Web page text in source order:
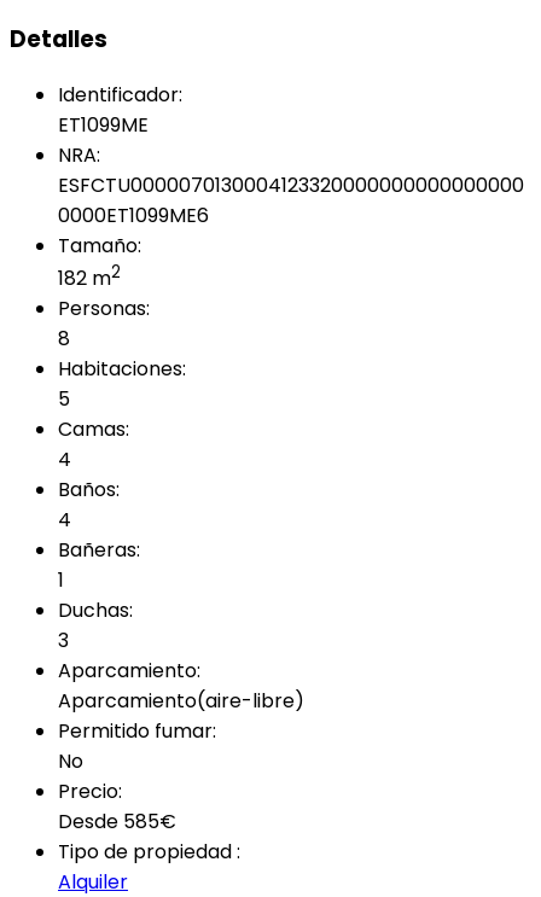
Detalles
Identificador:
ET1099ME
NRA:
ESFCTU0000070130004123320000000000000000
0000ET1099ME6
Tamaño:
182 m2
Personas:
8
Habitaciones:
5
Camas:
4
Baños:
4
Bañeras:
1
Duchas:
3
Aparcamiento:
Aparcamiento(aire-libre)
Permitido fumar:
No
Precio:
Desde 585€
Tipo de propiedad :
Alquiler